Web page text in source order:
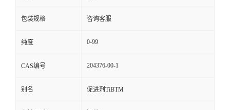
包装规格 咨询客服
纯度 0-99
CAS编号 204376-00-1
别名 促进剂TiBTM